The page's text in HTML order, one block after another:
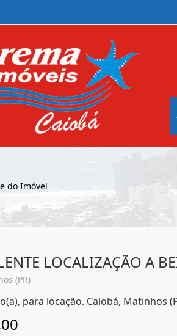
do Imóvel
LOCALIZAÇÃO A
(PR)
para locação. Caiobá, Matinhos